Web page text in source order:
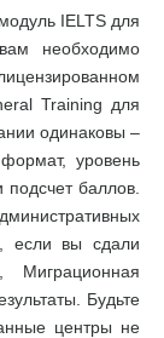
IELTS для
необходимо
Training для
одинаковы –
уровень
баллов.
если вы сдали
Миграционная
Будьте
центры не